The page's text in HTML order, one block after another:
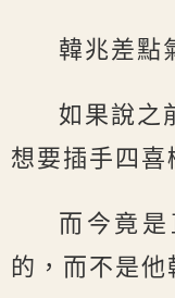
韓兆差點
如果說之
想要插手四喜
而今竟
的，而不是他